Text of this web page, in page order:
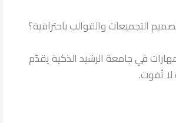
التجميعات والقوالب باحترافية؟
في جامعة الرشيد الذكية يقدّم
تُفوت.